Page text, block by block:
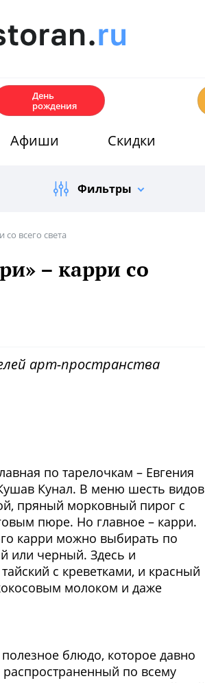
День
рождения
Афиши Скидки
Фильтры
всего света
– карри со
арт-пространства
по тарелочкам – Евгения
Кунал. В меню шесть видов
пряный морковный пирог с
пюре. Но главное – карри.
карри можно выбирать по
или черный. Здесь и
с креветками, и красный
молоком и даже
блюдо, которое давно
по всему